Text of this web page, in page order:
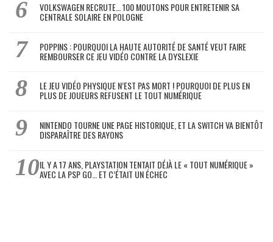
VOLKSWAGEN RECRUTE… 100 MOUTONS POUR ENTRETENIR SA
CENTRALE SOLAIRE EN POLOGNE
POPPINS : POURQUOI LA HAUTE AUTORITÉ DE SANTÉ VEUT FAIRE
REMBOURSER CE JEU VIDÉO CONTRE LA DYSLEXIE
LE JEU VIDÉO PHYSIQUE N’EST PAS MORT ! POURQUOI DE PLUS EN
PLUS DE JOUEURS REFUSENT LE TOUT NUMÉRIQUE
NINTENDO TOURNE UNE PAGE HISTORIQUE, ET LA SWITCH VA BIENTÔT
DISPARAÎTRE DES RAYONS
IL Y A 17 ANS, PLAYSTATION TENTAIT DÉJÀ LE « TOUT NUMÉRIQUE »
AVEC LA PSP GO… ET C’ÉTAIT UN ÉCHEC